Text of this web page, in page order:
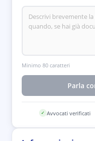
Minimo 80 caratteri
Parla
✓ Avvocati verificati